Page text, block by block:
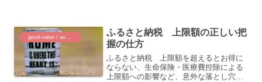
ふるさと納税 上限額の正しい把
握の仕方
ふるさと納税 上限額を超えるとお得に
ならない、生命保険・医療費控除による
上限額への影響など、意外な落とし穴、